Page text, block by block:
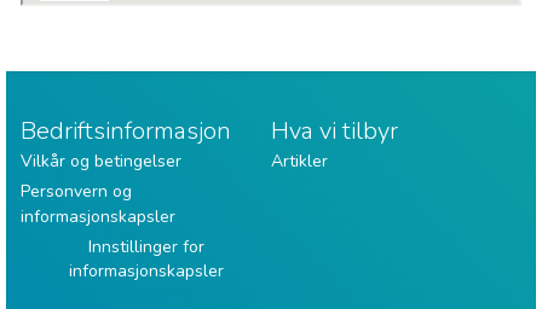
Bedriftsinformasjon
Vilkår og betingelser
Personvern og
informasjonskapsler
Innstillinger for
informasjonskapsler
Hva vi tilbyr
Artikler